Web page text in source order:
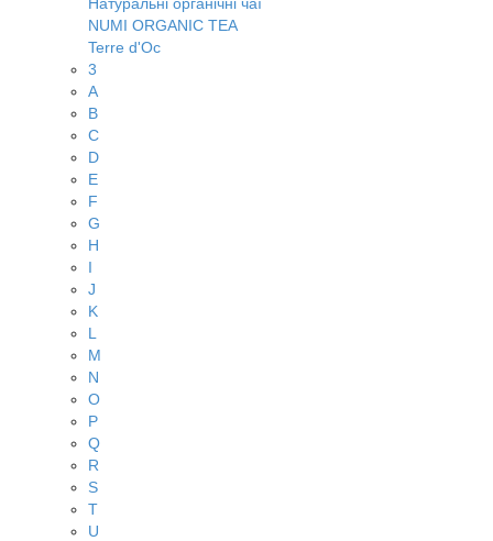
NUMI ORGANIC TEA
Terre d'Oc
3
A
B
C
D
E
F
G
H
I
J
K
L
M
N
O
P
Q
R
S
T
U